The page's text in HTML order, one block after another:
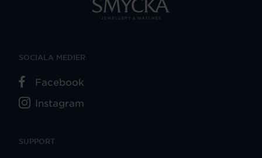
SUPPORT
SOCIALA MEDIER
Facebook
Instagram